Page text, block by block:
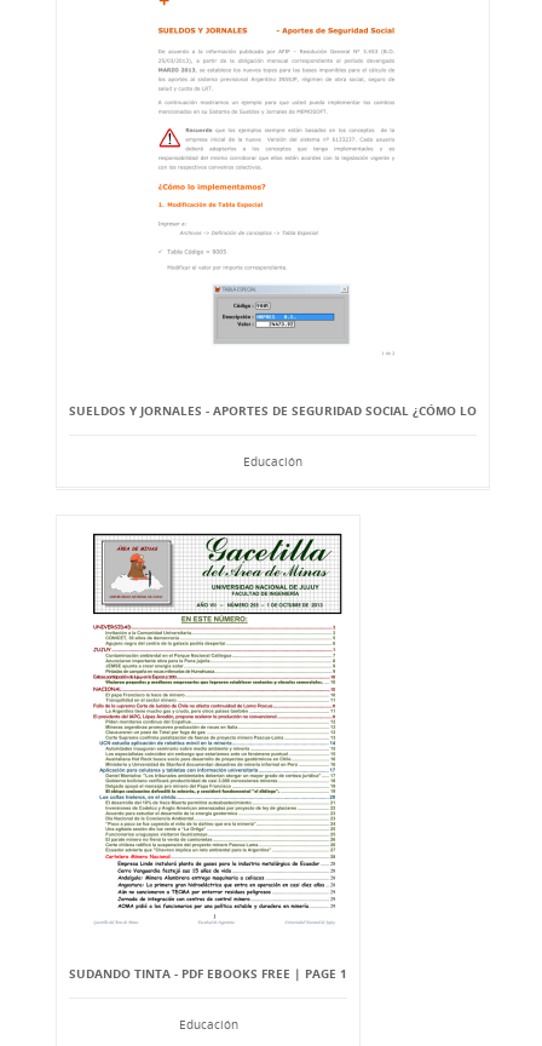
SUELDOS Y JORNALES - APORTES DE SEGURIDAD SOCIAL ¿CÓMO LO
Educación
SUDANDO TINTA - PDF EBOOKS FREE | PAGE 1
Educación